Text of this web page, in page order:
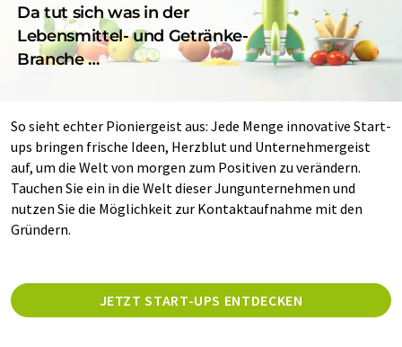
Da tut sich was in der
Lebensmittel- und Getränke-
Branche …
So sieht echter Pioniergeist aus: Jede Menge innovative Start-
ups bringen frische Ideen, Herzblut und Unternehmergeist
auf, um die Welt von morgen zum Positiven zu verändern.
Tauchen Sie ein in die Welt dieser Jungunternehmen und
nutzen Sie die Möglichkeit zur Kontaktaufnahme mit den
Gründern.
JETZT START-UPS ENTDECKEN